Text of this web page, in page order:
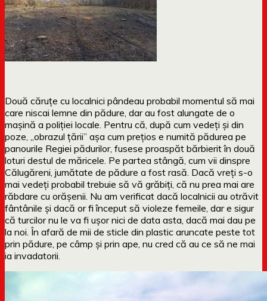
Două căruțe cu localnici pândeau probabil momentul să mai
care niscai lemne din pădure, dar au fost alungate de o
mașină a poliției locale. Pentru că, după cum vedeți și din
poze, „obrazul țării” așa cum prețios e numită pădurea pe
panourile Regiei pădurilor, fusese proaspăt bărbierit în două
loturi destul de măricele. Pe partea stângă, cum vii dinspre
Călugăreni, jumătate de pădure a fost rasă. Dacă vreți s-o
mai vedeți probabil trebuie să vă grăbiți, că nu prea mai are
răbdare cu orășenii. Nu am verificat dacă localnicii au otrăvit
fântânile și dacă or fi început să violeze femeile, dar e sigur
că turcilor nu le va fi ușor nici de data asta, dacă mai dau pe
la noi. În afară de mii de sticle din plastic aruncate peste tot
prin pădure, pe câmp și prin ape, nu cred că au ce să ne mai
ia invadatorii.